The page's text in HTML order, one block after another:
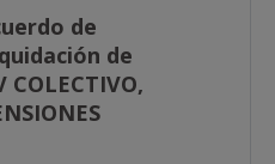
de
de
COLECTIVO,